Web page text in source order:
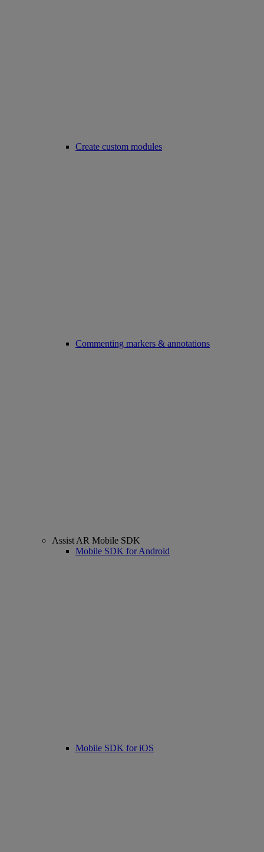
Create custom modules
Commenting markers & annotations
Assist AR Mobile SDK
Mobile SDK for Android
Mobile SDK for iOS